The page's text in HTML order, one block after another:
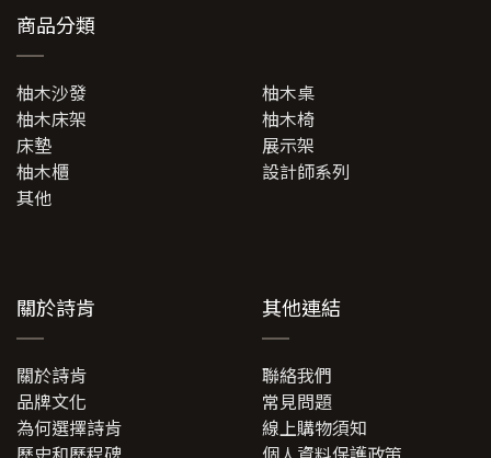
商品分類
柚木沙發
柚木桌
柚木床架
柚木椅
床墊
展示架
柚木櫃
設計師系列
其他
關於詩肯
關於詩肯
品牌文化
為何選擇詩肯
其他連結
聯絡我們
常見問題
線上購物須知